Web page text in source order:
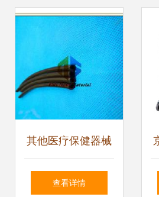
其他医疗保健器械
价格 其他医疗保健
查看详情